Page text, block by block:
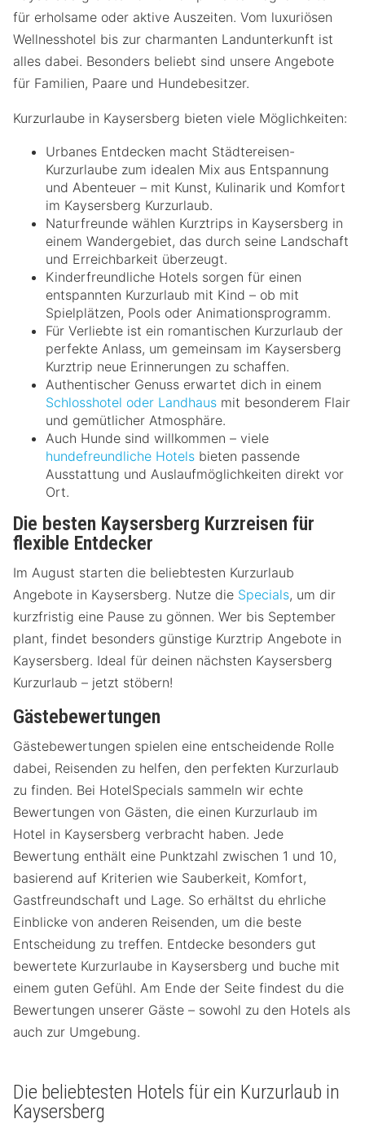
für erholsame oder aktive Auszeiten. Vom luxuriösen
Wellnesshotel bis zur charmanten Landunterkunft ist
alles dabei. Besonders beliebt sind unsere Angebote
für Familien, Paare und Hundebesitzer.
Kurzurlaube in Kaysersberg bieten viele Möglichkeiten:
Urbanes Entdecken macht Städtereisen-
Kurzurlaube zum idealen Mix aus Entspannung
und Abenteuer – mit Kunst, Kulinarik und Komfort
im Kaysersberg Kurzurlaub.
Naturfreunde wählen Kurztrips in Kaysersberg in
einem Wandergebiet, das durch seine Landschaft
und Erreichbarkeit überzeugt.
Kinderfreundliche Hotels sorgen für einen
entspannten Kurzurlaub mit Kind – ob mit
Spielplätzen, Pools oder Animationsprogramm.
Für Verliebte ist ein romantischen Kurzurlaub der
perfekte Anlass, um gemeinsam im Kaysersberg
Kurztrip neue Erinnerungen zu schaffen.
Authentischer Genuss erwartet dich in einem
Schlosshotel oder Landhaus mit besonderem Flair
und gemütlicher Atmosphäre.
Auch Hunde sind willkommen – viele
hundefreundliche Hotels bieten passende
Ausstattung und Auslaufmöglichkeiten direkt vor
Ort.
Die besten Kaysersberg Kurzreisen für
flexible Entdecker
Im August starten die beliebtesten Kurzurlaub
Angebote in Kaysersberg. Nutze die Specials, um dir
kurzfristig eine Pause zu gönnen. Wer bis September
plant, findet besonders günstige Kurztrip Angebote in
Kaysersberg. Ideal für deinen nächsten Kaysersberg
Kurzurlaub – jetzt stöbern!
Gästebewertungen
Gästebewertungen spielen eine entscheidende Rolle
dabei, Reisenden zu helfen, den perfekten Kurzurlaub
zu finden. Bei HotelSpecials sammeln wir echte
Bewertungen von Gästen, die einen Kurzurlaub im
Hotel in Kaysersberg verbracht haben. Jede
Bewertung enthält eine Punktzahl zwischen 1 und 10,
basierend auf Kriterien wie Sauberkeit, Komfort,
Gastfreundschaft und Lage. So erhältst du ehrliche
Einblicke von anderen Reisenden, um die beste
Entscheidung zu treffen. Entdecke besonders gut
bewertete Kurzurlaube in Kaysersberg und buche mit
einem guten Gefühl. Am Ende der Seite findest du die
Bewertungen unserer Gäste – sowohl zu den Hotels als
auch zur Umgebung.
Die beliebtesten Hotels für ein Kurzurlaub in
Kaysersberg